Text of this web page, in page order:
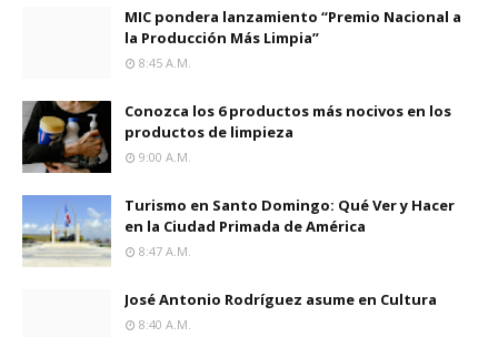
MIC pondera lanzamiento “Premio Nacional a
la Producción Más Limpia”
8:45 A.m.
Conozca los 6 productos más nocivos en los
productos de limpieza
9:00 A.m.
Turismo en Santo Domingo: Qué Ver y Hacer
en la Ciudad Primada de América
8:47 A.m.
José Antonio Rodríguez asume en Cultura
8:40 A.m.